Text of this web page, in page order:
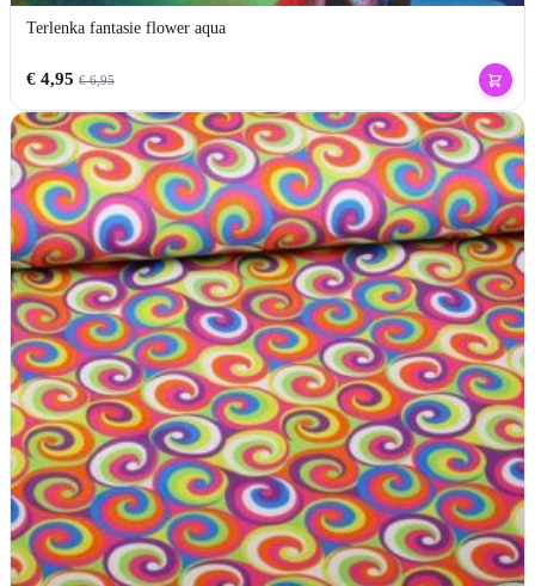
Terlenka fantasie flower aqua
€4,95 €6,95